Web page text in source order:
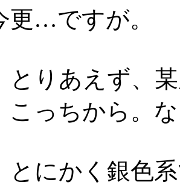
更…ですが。
とりあえず、
こっちから。
とにかく銀色